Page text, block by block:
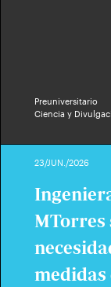
Preuniversitario
Ciencia y
23/JUN./2026
MTorres